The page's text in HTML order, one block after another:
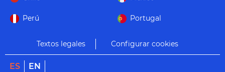
Perú Portugal
Textos legales Configurar cookies
ES EN